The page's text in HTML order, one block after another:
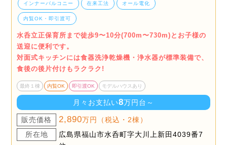
インナーバルコニー 在来工法 オール電化
内覧OK・即引渡可
水呑立正保育所まで徒歩9〜10分(700m〜730m)とお子様の
送迎に便利です。
対面式キッチンには食器洗浄乾燥機・浄水器が標準装備で、
食後の後片付けもラクラク!
最終１棟 内覧OK 即引渡OK モデルハウスあり
月々お支払い8万円台～
販売価格 2,890万円（税込・2棟）
所在地
広島県福山市水呑町字大川上新田4039番7